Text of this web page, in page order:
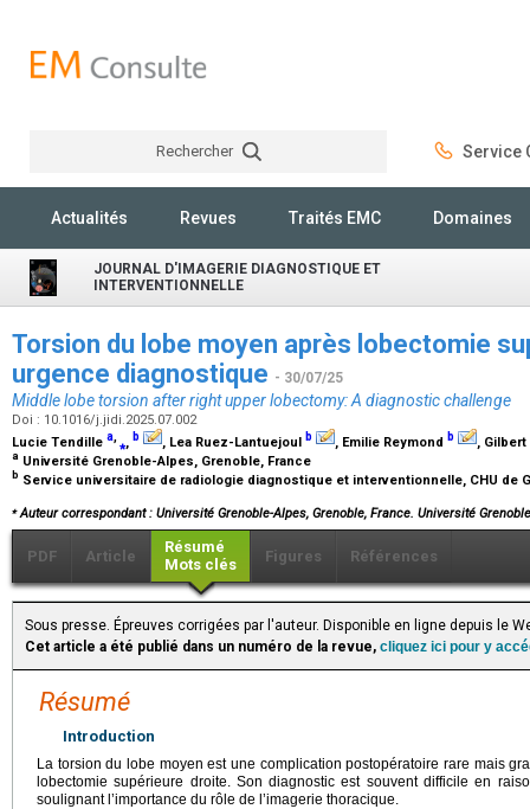
Rechercher Service
Actualités Revues Traités EMC Domaines
JOURNAL D'IMAGERIE DIAGNOSTIQUE ET
INTERVENTIONNELLE
Torsion du lobe moyen après lobectomie
urgence diagnostique - 30/07/25
Middle lobe torsion after right upper lobectomy: A diagnostic challenge
Doi : 10.1016/j.jidi.2025.07.002
Lucie Tendille a,⁎, b , Lea Ruez-Lantuejoul b , Emilie Reymond b ,
a Université Grenoble-Alpes, Grenoble, France
b Service universitaire de radiologie diagnostique et interventionnelle, CHU de
⁎Auteur correspondant : Université Grenoble-Alpes, Grenoble, France. Université
PDF Article
Résumé
Mots clés
Figures Références
Sous presse. Épreuves corrigées par l'auteur. Disponible en ligne depuis le
Cet article a été publié dans un numéro de la revue, cliquez ici pour y
Résumé
Introduction
La torsion du lobe moyen est une complication postopératoire rare mais
lobectomie supérieure droite. Son diagnostic est souvent difficile en
soulignant l’importance du rôle de l’imagerie thoracique.